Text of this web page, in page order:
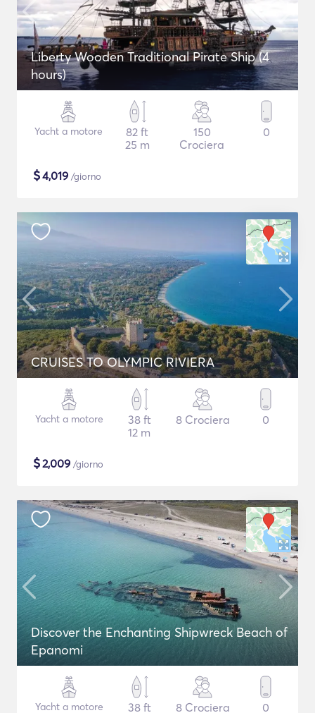
Liberty Wooden Traditional Pirate Ship (4
hours)
Yacht a motore
82 ft
25 m
150
Crociera
0
$4,019 /giorno
CRUISES TO OLYMPIC RIVIERA
Yacht a motore
38 ft
12 m
8 Crociera 0
$2,009 /giorno
Discover the Enchanting Shipwreck Beach of
Epanomi
Yacht a motore
38 ft
8 Crociera 0